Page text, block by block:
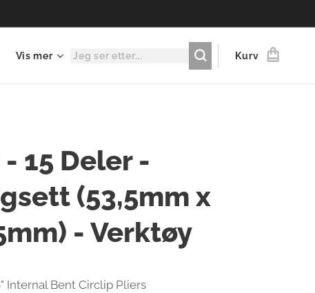
Vis mer Kurv
- 15 Deler -
(53,5mm x
- Verktøy
Internal Bent Circlip Pliers